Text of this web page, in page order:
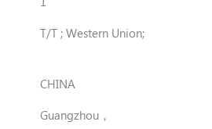
T/T ; Western Union;
CHINA
Guangzhou，